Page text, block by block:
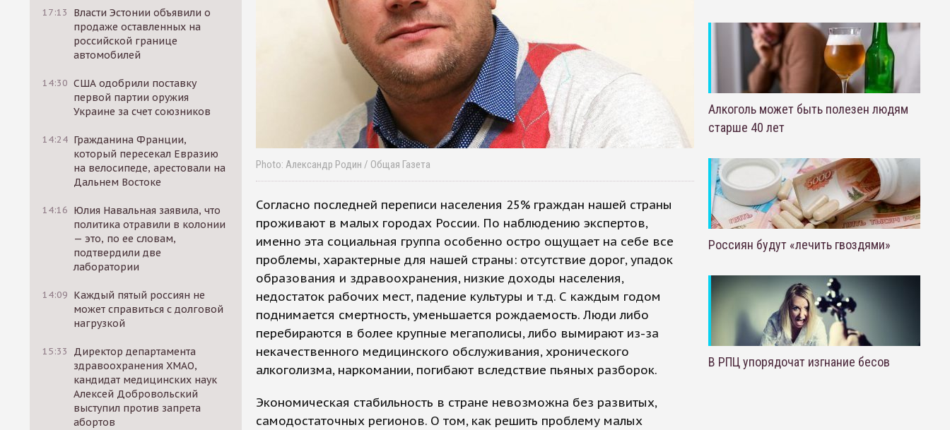
17:13
Власти Эстонии объявили о
продаже оставленных на
российской границе
автомобилей
14:30 США одобрили поставку
первой партии оружия
Украине за счет союзников
14:24 Гражданина Франции,
который пересекал Евразию
на велосипеде, арестовали на
Дальнем Востоке
14:16 Юлия Навальная заявила, что
политика отравили в колонии
— это, по ее словам,
подтвердили две
лаборатории
14:09 Каждый пятый россиян не
может справиться с долговой
нагрузкой
15:33
Директор департамента
здравоохранения ХМАО,
кандидат медицинских наук
Алексей Добровольский
выступил против запрета
абортов
Photo: Александр Родин / Общая Газета
Согласно последней переписи населения 25% граждан нашей страны
проживают в малых городах России. По наблюдению экспертов,
именно эта социальная группа особенно остро ощущает на себе все
проблемы, характерные для нашей страны: отсутствие дорог, упадок
образования и здравоохранения, низкие доходы населения,
недостаток рабочих мест, падение культуры и т.д. С каждым годом
поднимается смертность, уменьшается рождаемость. Люди либо
перебираются в более крупные мегаполисы, либо вымирают из-за
некачественного медицинского обслуживания, хронического
алкоголизма, наркомании, погибают вследствие пьяных разборок.
Экономическая стабильность в стране невозможна без развитых,
самодостаточных регионов. О том, как решить проблему малых
Алкоголь может быть полезен людям
старше 40 лет
Россиян будут «лечить гвоздями»
В РПЦ упорядочат изгнание бесов